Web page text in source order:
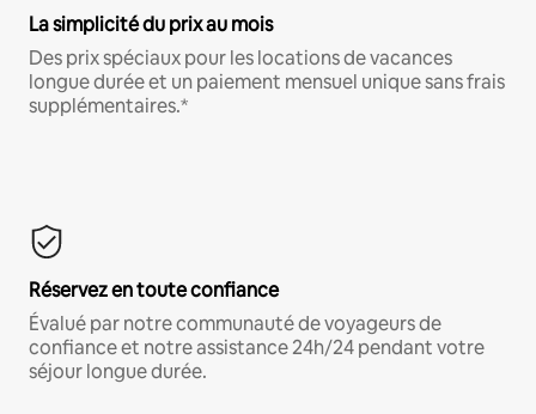
La simplicité du prix au mois
Des prix spéciaux pour les locations de vacances
longue durée et un paiement mensuel unique sans frais
supplémentaires.*
Réservez en toute confiance
Évalué par notre communauté de voyageurs de
confiance et notre assistance 24h/24 pendant votre
séjour longue durée.